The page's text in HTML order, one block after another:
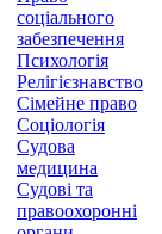
соціального
забезпечення
Психологія
Релігієзнавство
Сімейне право
Соціологія
Судова
медицина
Судові та
правоохоронні